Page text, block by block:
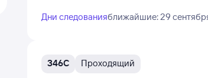
Дни следованияближайшие: 29
346С Проходящий